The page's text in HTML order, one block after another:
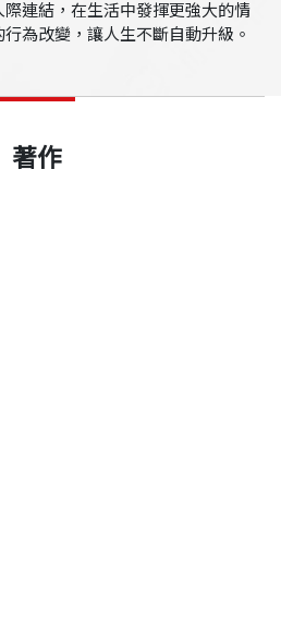
連結，在生活中發揮更強大的情
為改變，讓人生不斷自動升級。
著作